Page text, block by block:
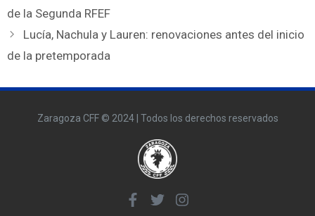
de la Segunda RFEF
Lucía, Nachula y Lauren: renovaciones antes del inicio
de la pretemporada
Zaragoza CFF © 2024 | Todos los derechos reservados